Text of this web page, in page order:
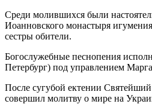
Среди молившихся были
Иоанновского монастыря
сестры обители.
Богослужебные песнопения
Петербург) под управлением
После сугубой ектении
совершил молитву о мире на